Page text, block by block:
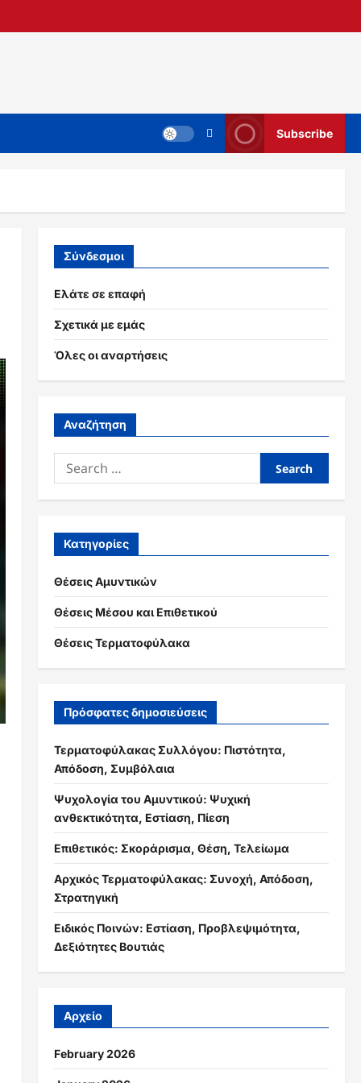
Subscribe
Σύνδεσμοι
Ελάτε σε επαφή
Σχετικά με εμάς
Όλες οι αναρτήσεις
Αναζήτηση
Search
for:
Κατηγορίες
Θέσεις Αμυντικών
Θέσεις Μέσου και Επιθετικού
Θέσεις Τερματοφύλακα
Πρόσφατες δημοσιεύσεις
Τερματοφύλακας Συλλόγου: Πιστότητα,
Απόδοση, Συμβόλαια
Ψυχολογία του Αμυντικού: Ψυχική
ανθεκτικότητα, Εστίαση, Πίεση
Επιθετικός: Σκοράρισμα, Θέση, Τελείωμα
Αρχικός Τερματοφύλακας: Συνοχή, Απόδοση,
Στρατηγική
Ειδικός Ποινών: Εστίαση, Προβλεψιμότητα,
Δεξιότητες Βουτιάς
Αρχείο
February 2026